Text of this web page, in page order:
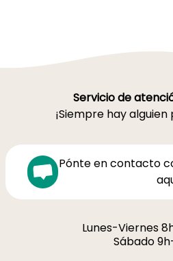
Servicio de
¡Siempre hay
Pónte en contacto
Lunes-Viernes
Sábado